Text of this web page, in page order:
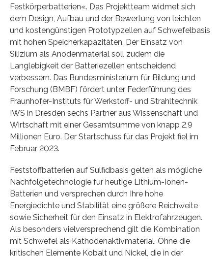
Festkörperbatterien«. Das Projektteam widmet sich
dem Design, Aufbau und der Bewertung von leichten
und kostengünstigen Prototypzellen auf Schwefelbasis
mit hohen Speicherkapazitäten. Der Einsatz von
Silizium als Anodenmaterial soll zudem die
Langlebigkeit der Batteriezellen entscheidend
verbessern. Das Bundesministerium für Bildung und
Forschung (BMBF) fördert unter Federführung des
Fraunhofer-Instituts für Werkstoff- und Strahltechnik
IWS in Dresden sechs Partner aus Wissenschaft und
Wirtschaft mit einer Gesamtsumme von knapp 2,9
Millionen Euro. Der Startschuss für das Projekt fiel im
Februar 2023.
Feststoffbatterien auf Sulfidbasis gelten als mögliche
Nachfolgetechnologie für heutige Lithium-Ionen-
Batterien und versprechen durch Ihre hohe
Energiedichte und Stabilität eine größere Reichweite
sowie Sicherheit für den Einsatz in Elektrofahrzeugen.
Als besonders vielversprechend gilt die Kombination
mit Schwefel als Kathodenaktivmaterial. Ohne die
kritischen Elemente Kobalt und Nickel, die in der